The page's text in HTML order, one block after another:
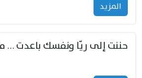
المزید